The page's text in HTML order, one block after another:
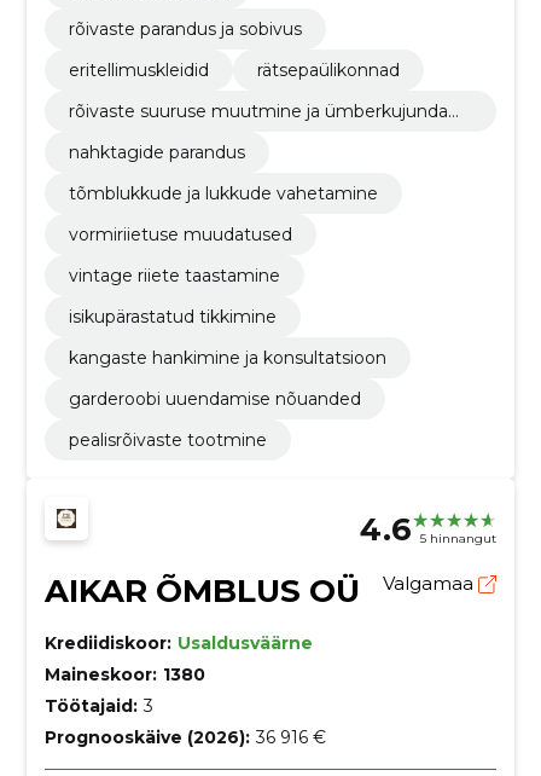
rõivaste parandus ja sobivus
eritellimuskleidid
rätsepaülikonnad
rõivaste suuruse muutmine ja ümberkujundami
nahktagide parandus
tõmblukkude ja lukkude vahetamine
vormiriietuse muudatused
vintage riiete taastamine
isikupärastatud tikkimine
kangaste hankimine ja konsultatsioon
garderoobi uuendamise nõuanded
pealisrõivaste tootmine
4.6 5 hinnangut
AIKAR ÕMBLUS OÜ Valgamaa
Krediidiskoor: Usaldusväärne
Maineskoor: 1380
Töötajaid: 3
Prognooskäive (2026): 36 916 €